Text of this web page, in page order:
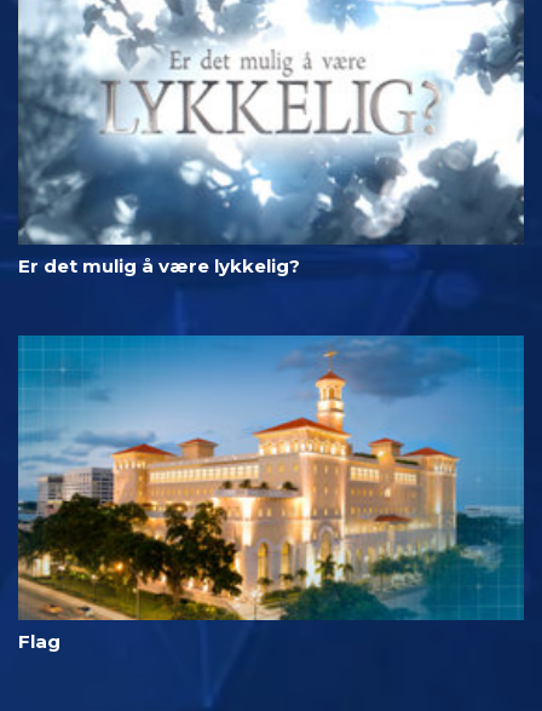
Er det mulig å være lykkelig?
Flag